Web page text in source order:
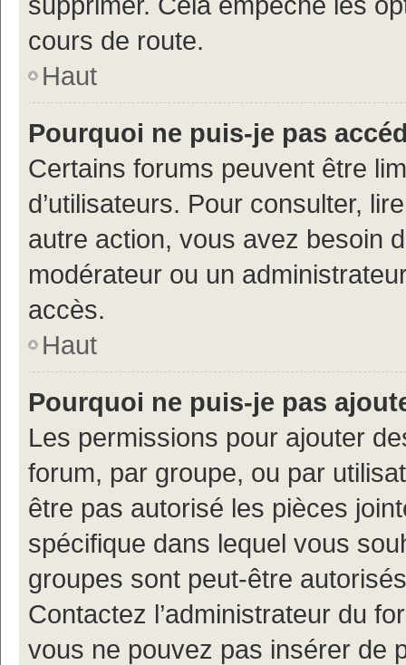
cours de route.
Haut
Pourquoi ne puis-je pas
Certains forums peuvent être
d’utilisateurs. Pour consulter,
autre action, vous avez besoin
modérateur ou un
accès.
Haut
Pourquoi ne puis-je pas
Les permissions pour ajouter
forum, par groupe, ou par
être pas autorisé les pièces
spécifique dans lequel vous
groupes sont peut-être
Contactez l’administrateur du
vous ne pouvez pas insérer de